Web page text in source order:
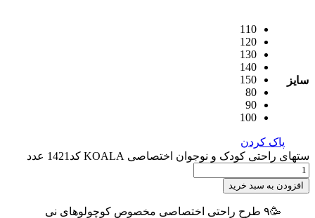
سایز
110
120
130
140
150
80
90
100
پاک کردن
ستهای راحتی کودک و نوجوان اختصاصی KOALA کد1421 عدد
افزودن به سبد خرید
🥳۹ طرح راحتی اختصاصی مخصوص کوچولوهای نی